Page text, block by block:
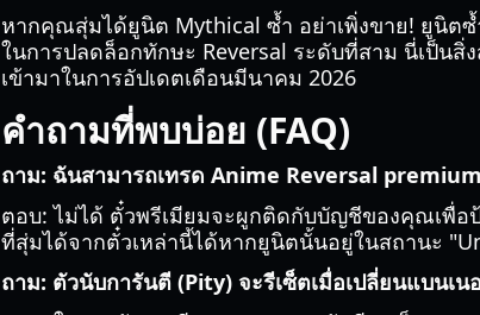
หากคุณสุ่มได้ยูนิต Mythical ซ้ำ อย่าเพิ่งขาย! ยูนิตซ้
ในการปลดล็อกทักษะ Reversal ระดับที่สาม นี่เป็น
เข้ามาในการอัปเดตเดือนมีนาคม 2026
คำถามที่พบบ่อย (FAQ)
ถาม: ฉันสามารถเทรด Anime Reversal
ตอบ: ไม่ได้ ตั๋วพรีเมียมจะผูกติดกับบัญชีของคุณเพื่อ
ที่สุ่มได้จากตั๋วเหล่านี้ได้หากยูนิตนั้นอยู่ในสถานะ
ถาม: ตัวนับการันตี (Pity) จะรีเซ็ตเมื่อเปลี่ยนแบนเน